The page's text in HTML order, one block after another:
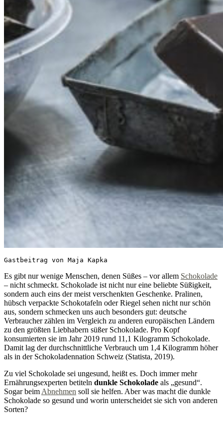
Gastbeitrag von Maja Kapka
Es gibt nur wenige Menschen, denen Süßes – vor allem Schokolade
– nicht schmeckt. Schokolade ist nicht nur eine beliebte Süßigkeit,
sondern auch eins der meist verschenkten Geschenke. Pralinen,
hübsch verpackte Schokotafeln oder Riegel sehen nicht nur schön
aus, sondern schmecken uns auch besonders gut: deutsche
Verbraucher zählen im Vergleich zu anderen europäischen Ländern
zu den größten Liebhabern süßer Schokolade. Pro Kopf
konsumierten sie im Jahr 2019 rund 11,1 Kilogramm Schokolade.
Damit lag der durchschnittliche Verbrauch um 1,4 Kilogramm höher
als in der Schokoladennation Schweiz (Statista, 2019).
Zu viel Schokolade sei ungesund, heißt es. Doch immer mehr
Ernährungsexperten betiteln dunkle Schokolade als „gesund“.
Sogar beim Abnehmen soll sie helfen. Aber was macht die dunkle
Schokolade so gesund und worin unterscheidet sie sich von anderen
Sorten?